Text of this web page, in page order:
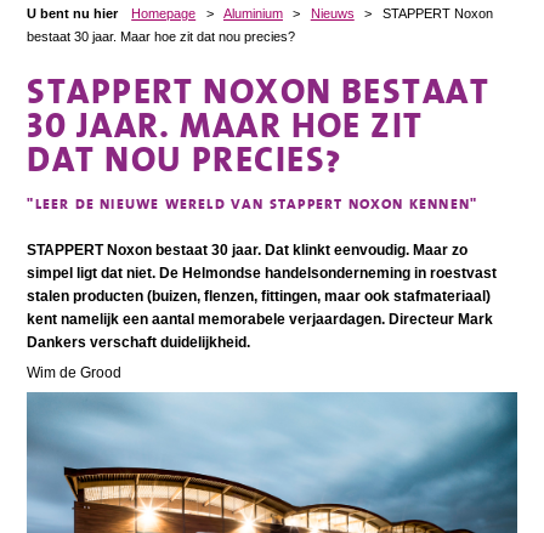
U bent nu hier Homepage > Aluminium > Nieuws >
STAPPERT Noxon
bestaat 30 jaar. Maar hoe zit dat nou precies?
STAPPERT NOXON BESTAAT
30 JAAR. MAAR HOE ZIT
DAT NOU PRECIES?
"LEER DE NIEUWE WERELD VAN STAPPERT NOXON KENNEN"
STAPPERT Noxon bestaat 30 jaar. Dat klinkt eenvoudig. Maar zo
simpel ligt dat niet. De Helmondse handelsonderneming in roestvast
stalen producten (buizen, flenzen, fittingen, maar ook stafmateriaal)
kent namelijk een aantal memorabele verjaardagen. Directeur Mark
Dankers verschaft duidelijkheid.
Wim de Grood